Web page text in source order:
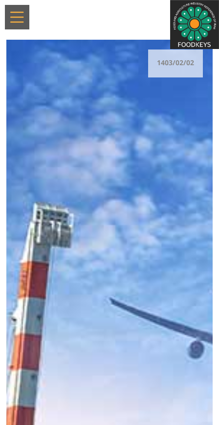
1403/02/02